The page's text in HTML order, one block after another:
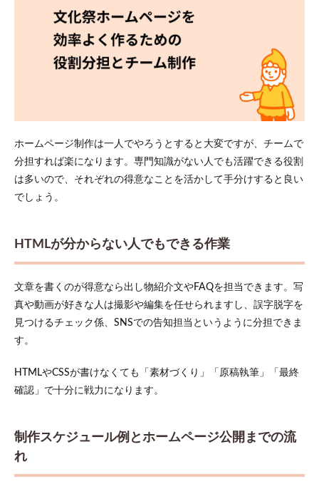
ホームページ制作は一人でやろうとすると大変ですが、チームで
分担すれば楽になります。専門知識がない人でも活躍できる役割
は多いので、それぞれの得意なことを活かして手分けすると良い
でしょう。
HTMLが分からない人でもできる作業
文章を書くのが得意なら出し物紹介文やFAQを担当できます。写
真や動画が好きな人は撮影や編集を任せられますし、誤字脱字を
見つけるチェック係、SNSでの告知担当というように分担できま
す。
HTMLやCSSが書けなくても「素材づくり」「原稿執筆」「最終
確認」で十分に戦力になります。
制作スケジュール例とホームページ公開までの流
れ